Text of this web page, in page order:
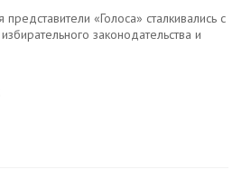
«Голоса» сталкивались с
законодательства и